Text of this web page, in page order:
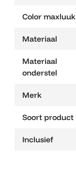
Color maxluuk
Materiaal
Materiaal
onderstel
Merk
Soort product
Inclusief